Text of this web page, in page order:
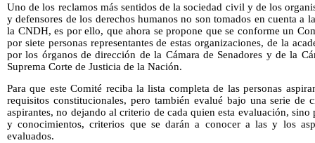
Uno de los reclamos más sentidos de la sociedad civil y de los
y defensores de los derechos humanos no son tomados en cuenta a
la CNDH, es por ello, que ahora se propone que se conforme un
por siete personas representantes de estas organizaciones, de la
por los órganos de dirección de la Cámara de Senadores y de la
Suprema Corte de Justicia de la Nación.
Para que este Comité reciba la lista completa de las personas
requisitos constitucionales, pero también evalué bajo una serie de
aspirantes, no dejando al criterio de cada quien esta evaluación, sino
y conocimientos, criterios que se darán a conocer a las y los
evaluados.